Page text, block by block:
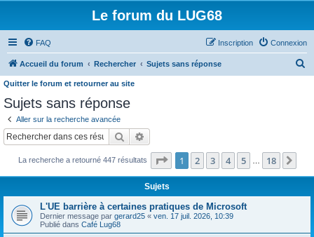
Le forum du LUG68
FAQ Connexion
Inscription
Accueil du forum Rechercher Sujets sans réponse
e
Quitter le forum et retourner au site
Sujets sans réponse
Aller sur la recherche avancée
Rechercher
La recherche a retourné 447 résultats Page 1sur18
1 2 3 4 5 18
Sujets
L'UE barrière à certaines pratiques de Microsoft
Dernier message par gerard25 « ven. 17 juil. 2026, 10:39
Publié dans Café Lug68